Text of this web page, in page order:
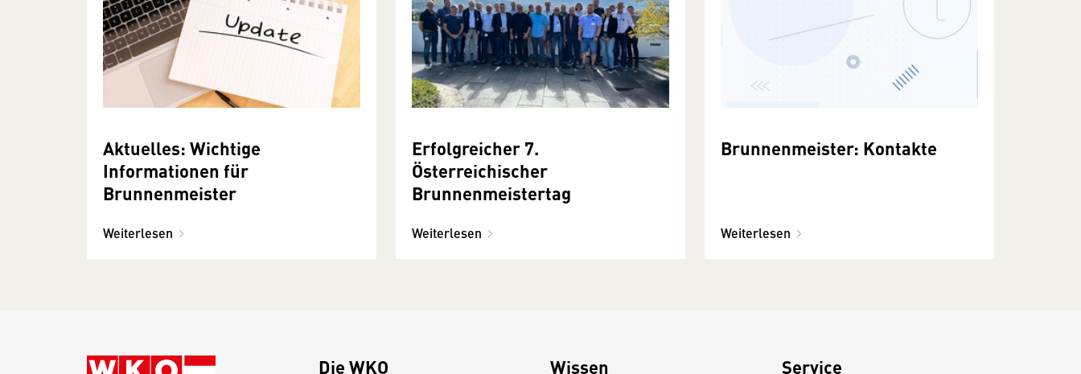
Aktuelles: Wichtige
Informationen für
Brunnenmeister
Weiterlesen
Erfolgreicher 7.
Österreichischer
Brunnenmeistertag
Weiterlesen
Brunnenmeister: Kontakte
Weiterlesen
Die WKO Wissen Service